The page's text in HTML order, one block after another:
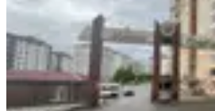
Onikişubat, Tekerek
4+1·220 m²·5. Kat·
31.500 ₺